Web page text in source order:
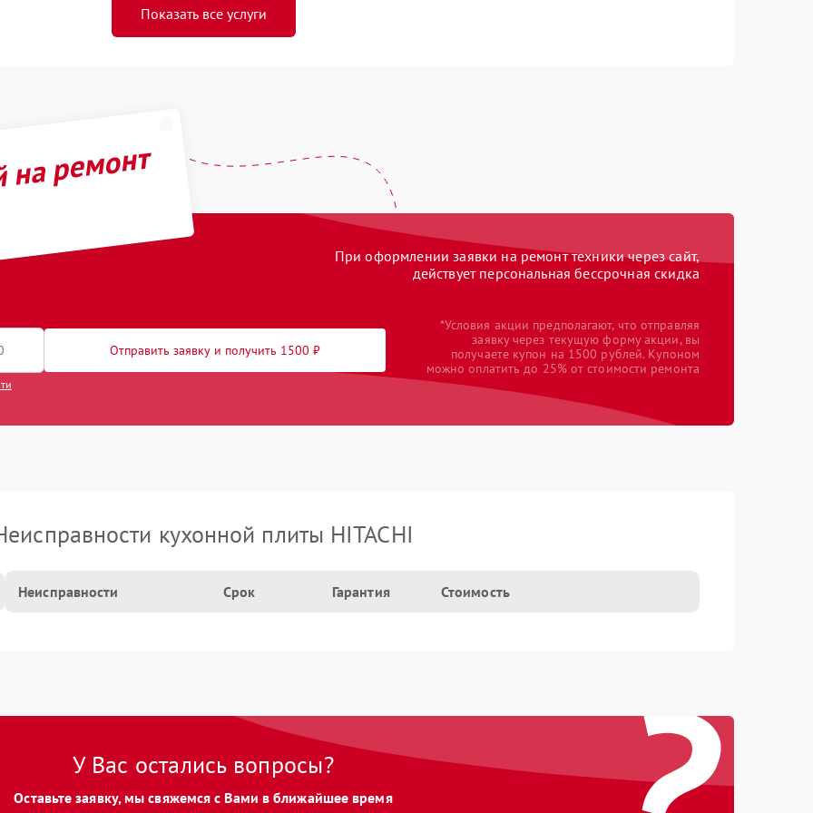
Показать все услуги
ремонт
При оформлении заявки на ремонт техники через сайт,
действует персональная бессрочная скидка
Отправить заявку и получить 1500 ₽
*Условия акции предполагают, что отправляя
заявку через текущую форму акции, вы
получаете купон на 1500 рублей. Купоном
можно оплатить до 25% от стоимости ремонта
кухонной плиты HITACHI
Неисправности Срок Гарантия Стоимость
У Вас остались вопросы?
Оставьте заявку, мы свяжемся с Вами в ближайшее время